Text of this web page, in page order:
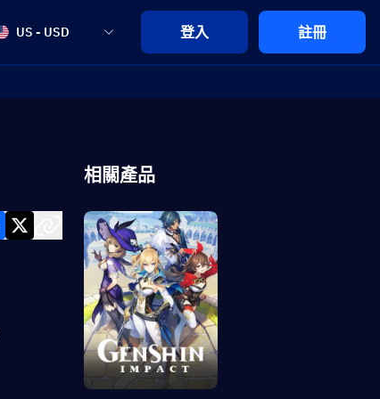
US - USD 登入 註冊
相關產品